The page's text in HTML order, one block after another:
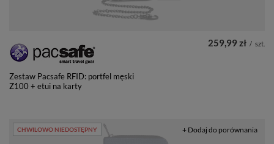
Zestaw Pacsafe RFID: portfel męski
Z100 + etui na karty
259,99 zł / szt.
CHWILOWO NIEDOSTĘPNY + Dodaj do porównania